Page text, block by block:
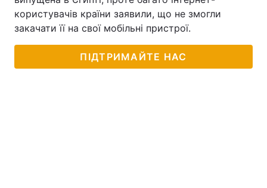
користувачів країни заявили, що не змогли
закачати її на свої мобільні пристрої.
ПІДТРИМАЙТЕ НАС